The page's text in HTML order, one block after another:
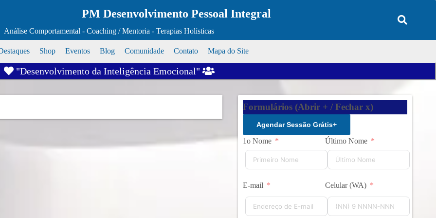
PM Desenvolvimento Pessoal Integral
Análise Comportamental - Coaching / Mentoria - Terapias Holísticas
Shop Eventos Blog Comunidade Contato Mapa do Site
"Desenvolvimento da Inteligência Emocional"
Formulários (Abrir + / Fechar x)
Agendar Sessão Grátis+
1o Nome Último Nome
E-mail Celular (WA)